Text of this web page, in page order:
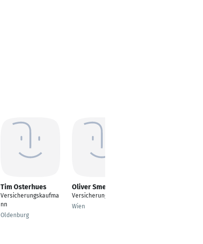
Tim Osterhues
Versicherungskaufma
nn
Oldenburg
Oliver Smerda
Versicherungsmakler
Wien